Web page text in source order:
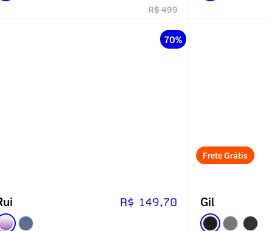
R$ 499
70%
R$ 149,70
Frete Grátis
Gil